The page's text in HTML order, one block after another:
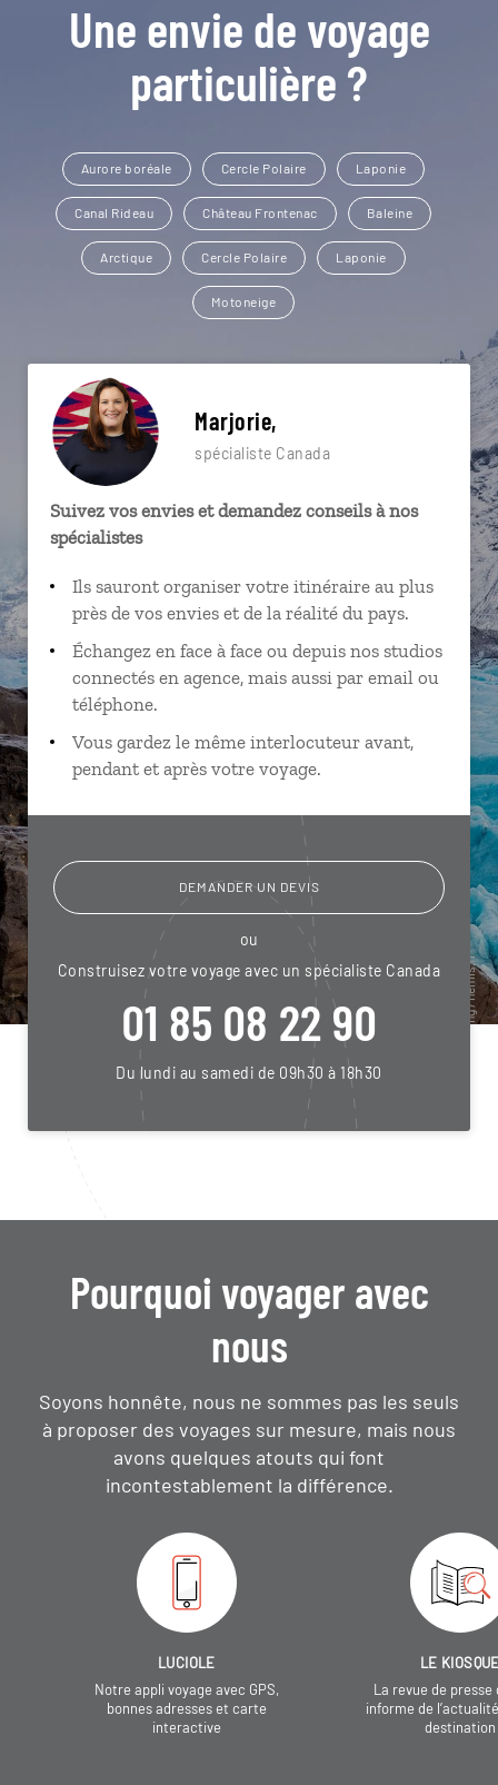
Une envie de voyage
particulière ?
Aurore boréale Cercle Polaire Laponie
Canal Rideau Château Frontenac Baleine
Arctique Cercle Polaire Laponie
Motoneige
Marjorie,
spécialiste Canada
Suivez vos envies et demandez conseils à nos
spécialistes
Ils sauront organiser votre itinéraire au plus
près de vos envies et de la réalité du pays.
Échangez en face à face ou depuis nos studios
connectés en agence, mais aussi par email ou
téléphone.
Vous gardez le même interlocuteur avant,
pendant et après votre voyage.
DEMANDER UN DEVIS
ou
Construisez votre voyage avec un spécialiste Canada
01 85 08 22 90
Du lundi au samedi de 09h30 à 18h30
Pourquoi voyager avec
nous
Soyons honnête, nous ne sommes pas les seuls
à proposer des voyages sur mesure, mais nous
avons quelques atouts qui font
incontestablement la différence.
LUCIOLE
Notre appli voyage avec GPS,
bonnes adresses et carte
interactive
LE
La revue de presse
informe de
destination